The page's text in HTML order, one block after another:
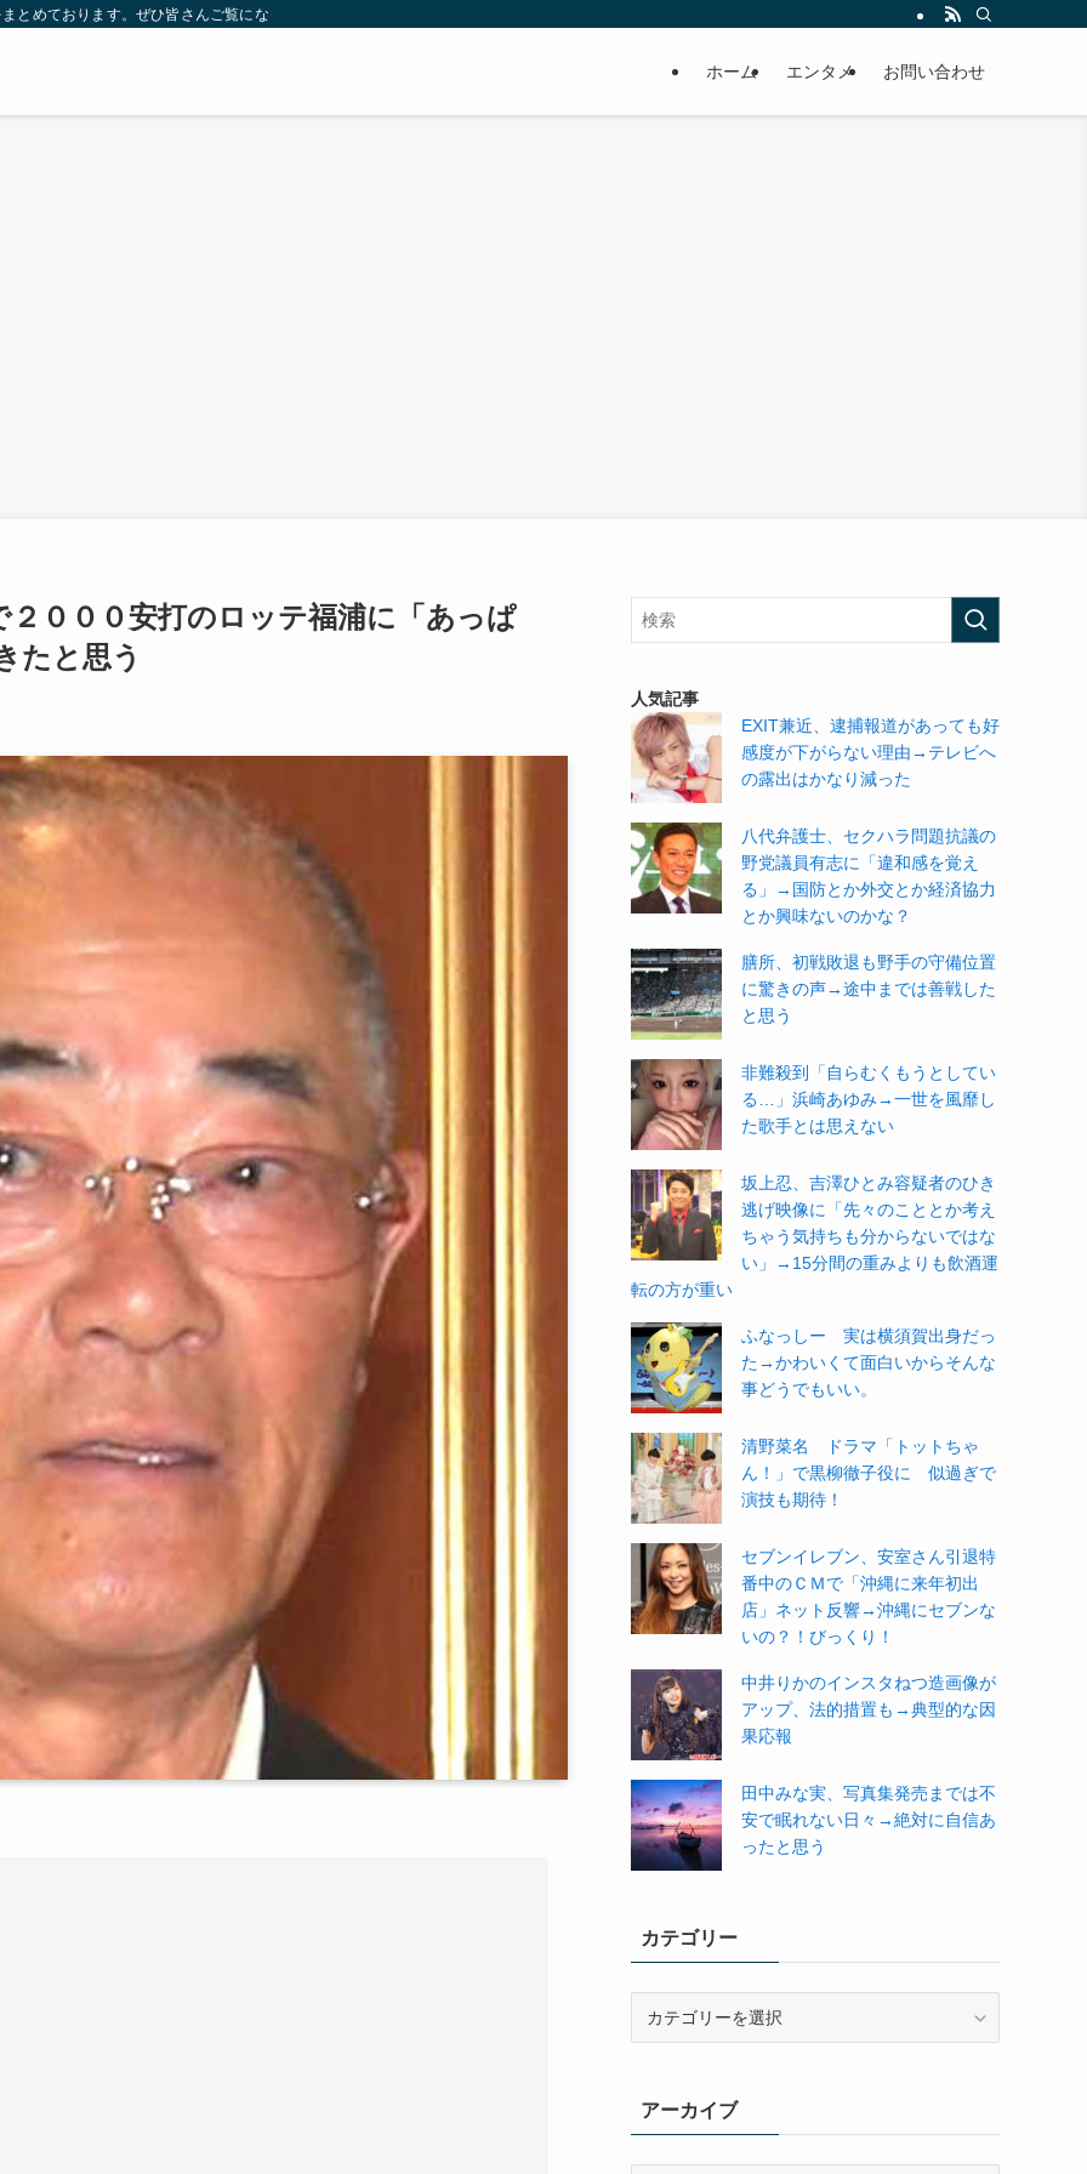
とめております。ぜひ皆さんご覧になっていってください。
ホーム エンタメ お問い合わせ
０００安打のロッテ福浦に「あっぱ
たと思う
人気記事
EXIT兼近、逮捕報道があっても好
感度が下がらない理由→テレビへ
の露出はかなり減った
八代弁護士、セクハラ問題抗議の
野党議員有志に「違和感を覚え
る」→国防とか外交とか経済協力
とか興味ないのかな？
膳所、初戦敗退も野手の守備位置
に驚きの声→途中までは善戦した
と思う
非難殺到「自らむくもうとしてい
る…」浜崎あゆみ→一世を風靡し
た歌手とは思えない
坂上忍、吉澤ひとみ容疑者のひき
逃げ映像に「先々のこととか考え
ちゃう気持ちも分からないではな
い」→15分間の重みよりも飲酒運
転の方が重い
ふなっしー 実は横須賀出身だっ
た→かわいくて面白いからそんな
事どうでもいい。
清野菜名 ドラマ「トットちゃ
ん！」で黒柳徹子役に 似過ぎで
演技も期待！
セブンイレブン、安室さん引退特
番中のＣＭで「沖縄に来年初出
店」ネット反響→沖縄にセブンな
いの？！びっくり！
中井りかのインスタねつ造画像が
アップ、法的措置も→典型的な因
果応報
田中みな実、写真集発売までは不
安で眠れない日々→絶対に自信あ
ったと思う
カテゴリー
ーアーカイブ